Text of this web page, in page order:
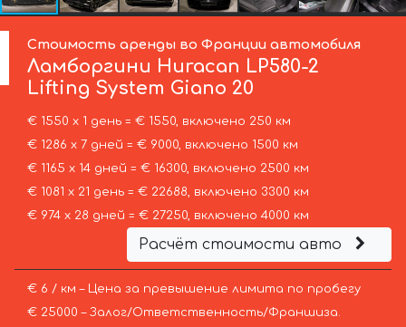
Стоимость аренды во Франции автомобиля
Ламборгини Huracan LP580-2
Lifting System Giano 20
€ 1550 х 1 день = € 1550, включено 250 км
€ 1286 х 7 дней = € 9000, включено 1500 км
€ 1165 х 14 дней = € 16300, включено 2500 км
€ 1081 х 21 день = € 22688, включено 3300 км
€ 974 х 28 дней = € 27250, включено 4000 км
Расчёт стоимости авто
€ 6 / км – Цена за превышение лимита по пробегу
€ 25000 – Залог/Ответственность/Франшиза.